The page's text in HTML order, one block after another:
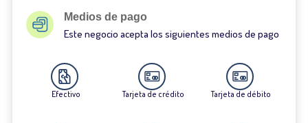
Medios de pago
Este negocio acepta los siguientes medios de pago
Efectivo Tarjeta de crédito Tarjeta de débito